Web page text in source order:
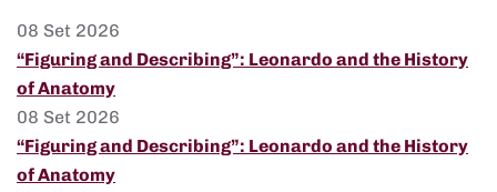
08 Set 2026
“Figuring and Describing”: Leonardo and the History
of Anatomy
08 Set 2026
“Figuring and Describing”: Leonardo and the History
of Anatomy